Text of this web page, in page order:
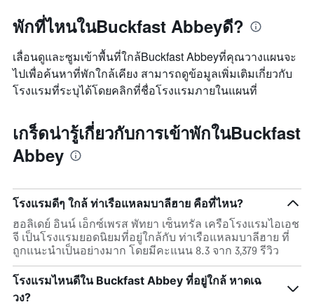
พักที่ไหนในBuckfast Abbeyดี?
เลื่อนดูและซูมเข้าพื้นที่ใกล้Buckfast Abbeyที่คุณวางแผนจะ
ไปเพื่อค้นหาที่พักใกล้เคียง สามารถดูข้อมูลเพิ่มเติมเกี่ยวกับ
โรงแรมที่ระบุได้โดยคลิกที่ชื่อโรงแรมภายในแผนที่
เกร็ดน่ารู้เกี่ยวกับการเข้าพักในBuckfast
Abbey
โรงแรมดีๆ ใกล้ ท่าเรือแหลมบาลีฮาย คือที่ไหน?
ฮอลิเดย์ อินน์ เอ็กซ์เพรส พัทยา เซ็นทรัล เครือโรงแรมไอเอช
จี เป็นโรงแรมยอดนิยมที่อยู่ใกล้กับ ท่าเรือแหลมบาลีฮาย ที่
ถูกแนะนำเป็นอย่างมาก โดยมีคะแนน 8.3 จาก 3,379 รีวิว
โรงแรมไหนดีใน Buckfast Abbey ที่อยู่ใกล้ หาดเฉ
วง?